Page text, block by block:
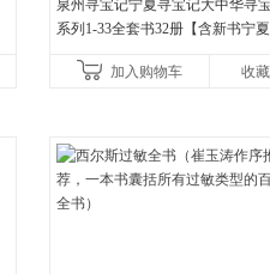
泉州寻宝记宁夏寻宝记大中华寻
系列1-33全套书32册【含新书宁
广东福建河北黑
加入购物车 收藏